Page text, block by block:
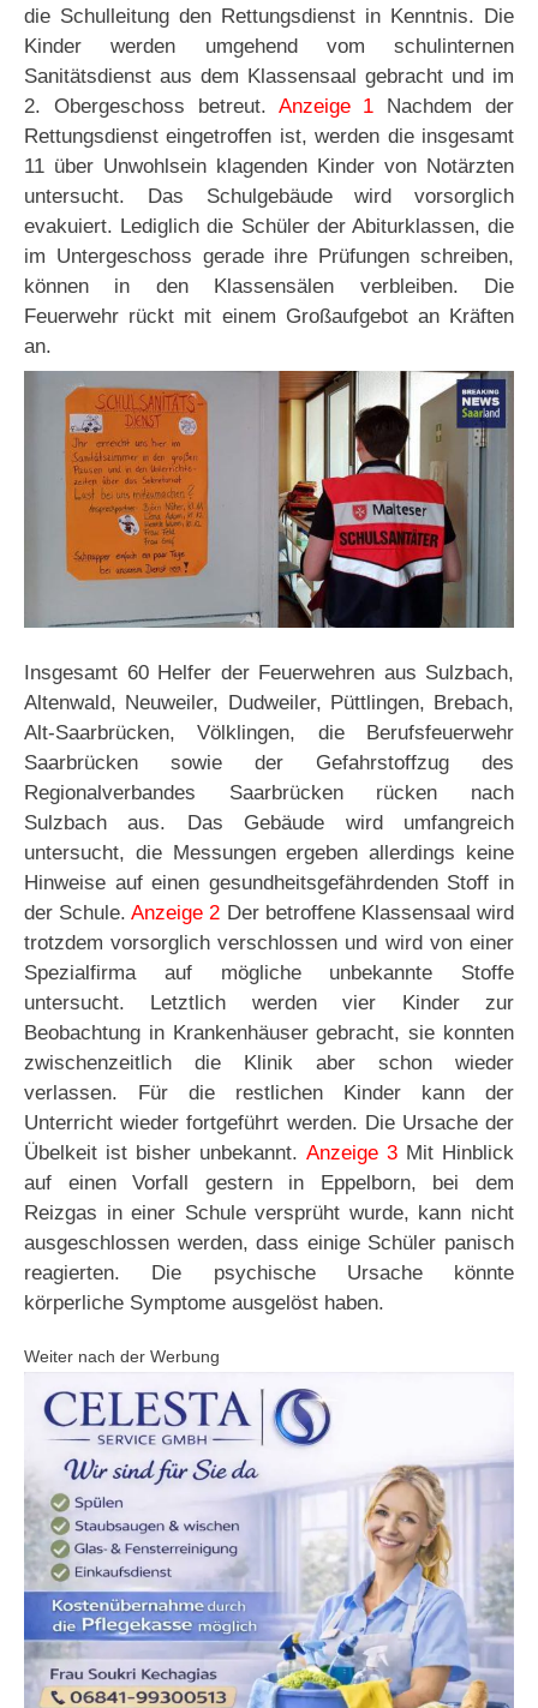
die Schulleitung den Rettungsdienst in Kenntnis. Die
Kinder werden umgehend vom schulinternen
Sanitätsdienst aus dem Klassensaal gebracht und im
2. Obergeschoss betreut. Anzeige 1 Nachdem der
Rettungsdienst eingetroffen ist, werden die insgesamt
11 über Unwohlsein klagenden Kinder von Notärzten
untersucht. Das Schulgebäude wird vorsorglich
evakuiert. Lediglich die Schüler der Abiturklassen, die
im Untergeschoss gerade ihre Prüfungen schreiben,
können in den Klassensälen verbleiben. Die
Feuerwehr rückt mit einem Großaufgebot an Kräften
an.
Insgesamt 60 Helfer der Feuerwehren aus Sulzbach,
Altenwald, Neuweiler, Dudweiler, Püttlingen, Brebach,
Alt-Saarbrücken, Völklingen, die Berufsfeuerwehr
Saarbrücken sowie der Gefahrstoffzug des
Regionalverbandes Saarbrücken rücken nach
Sulzbach aus. Das Gebäude wird umfangreich
untersucht, die Messungen ergeben allerdings keine
Hinweise auf einen gesundheitsgefährdenden Stoff in
der Schule.Anzeige 2 Der betroffene Klassensaal wird
trotzdem vorsorglich verschlossen und wird von einer
Spezialfirma auf mögliche unbekannte Stoffe
untersucht. Letztlich werden vier Kinder zur
Beobachtung in Krankenhäuser gebracht, sie konnten
zwischenzeitlich die Klinik aber schon wieder
verlassen. Für die restlichen Kinder kann der
Unterricht wieder fortgeführt werden. Die Ursache der
Übelkeit ist bisher unbekannt. Anzeige 3Mit Hinblick
auf einen Vorfall gestern in Eppelborn, bei dem
Reizgas in einer Schule versprüht wurde, kann nicht
ausgeschlossen werden, dass einige Schüler panisch
reagierten. Die psychische Ursache könnte
körperliche Symptome ausgelöst haben.
Weiter nach der Werbung